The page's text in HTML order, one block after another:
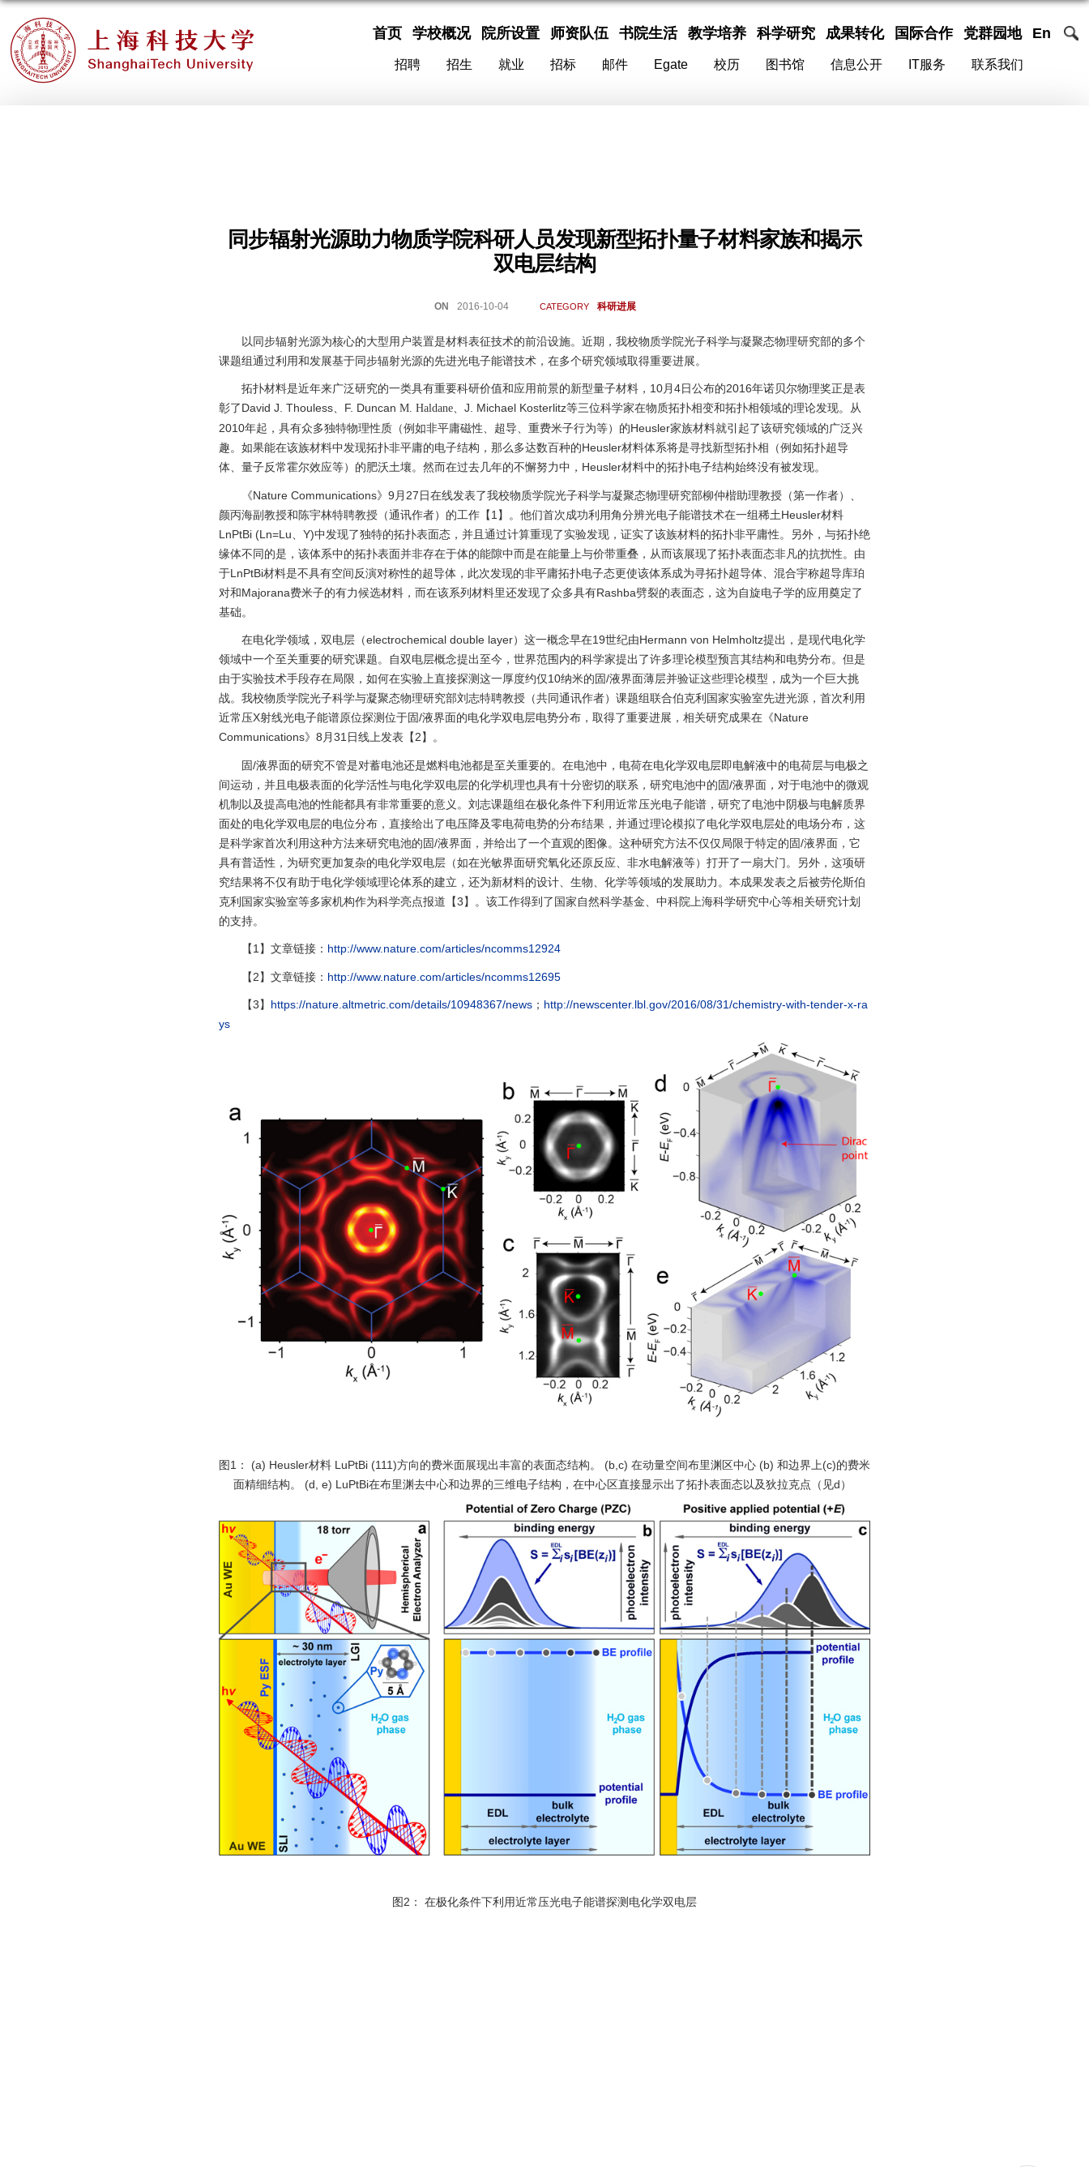
首页 学校概况 院所设置 师资队伍 书院生活 教学培养 科学研究 成果转化 国际合作 党群园地 En
招聘 招生 就业 招标 邮件 Egate 校历 图书馆 信息公开 IT服务 联系我们
同步辐射光源助力物质学院科研人员发现新型拓扑量子材料家族和揭示
双电层结构
ON 2016-10-04 CATEGORY 科研进展
以同步辐射光源为核心的大型用户装置是材料表征技术的前沿设施。近期，我校物质学院光子科学与凝聚态物理研究部的多个
课题组通过利用和发展基于同步辐射光源的先进光电子能谱技术，在多个研究领域取得重要进展。
拓扑材料是近年来广泛研究的一类具有重要科研价值和应用前景的新型量子材料，10月4日公布的2016年诺贝尔物理奖正是表
彰了David J. Thouless、F. Duncan M. Haldane、J. Michael Kosterlitz等三位科学家在物质拓扑相变和拓扑相领域的理论发现。从
2010年起，具有众多独特物理性质（例如非平庸磁性、超导、重费米子行为等）的Heusler家族材料就引起了该研究领域的广泛兴
趣。如果能在该族材料中发现拓扑非平庸的电子结构，那么多达数百种的Heusler材料体系将是寻找新型拓扑相（例如拓扑超导
体、量子反常霍尔效应等）的肥沃土壤。然而在过去几年的不懈努力中，Heusler材料中的拓扑电子结构始终没有被发现。
《Nature Communications》9月27日在线发表了我校物质学院光子科学与凝聚态物理研究部柳仲楷助理教授（第一作者）、
颜丙海副教授和陈宇林特聘教授（通讯作者）的工作【1】。他们首次成功利用角分辨光电子能谱技术在一组稀土Heusler材料
LnPtBi (Ln=Lu、Y)中发现了独特的拓扑表面态，并且通过计算重现了实验发现，证实了该族材料的拓扑非平庸性。另外，与拓扑绝
缘体不同的是，该体系中的拓扑表面并非存在于体的能隙中而是在能量上与价带重叠，从而该展现了拓扑表面态非凡的抗扰性。由
于LnPtBi材料是不具有空间反演对称性的超导体，此次发现的非平庸拓扑电子态更使该体系成为寻拓扑超导体、混合宇称超导库珀
对和Majorana费米子的有力候选材料，而在该系列材料里还发现了众多具有Rashba劈裂的表面态，这为自旋电子学的应用奠定了
基础。
在电化学领域，双电层（electrochemical double layer）这一概念早在19世纪由Hermann von Helmholtz提出，是现代电化学
领域中一个至关重要的研究课题。自双电层概念提出至今，世界范围内的科学家提出了许多理论模型预言其结构和电势分布。但是
由于实验技术手段存在局限，如何在实验上直接探测这一厚度约仅10纳米的固/液界面薄层并验证这些理论模型，成为一个巨大挑
战。我校物质学院光子科学与凝聚态物理研究部刘志特聘教授（共同通讯作者）课题组联合伯克利国家实验室先进光源，首次利用
近常压X射线光电子能谱原位探测位于固/液界面的电化学双电层电势分布，取得了重要进展，相关研究成果在《Nature
Communications》8月31日线上发表【2】。
固/液界面的研究不管是对蓄电池还是燃料电池都是至关重要的。在电池中，电荷在电化学双电层即电解液中的电荷层与电极之
间运动，并且电极表面的化学活性与电化学双电层的化学机理也具有十分密切的联系，研究电池中的固/液界面，对于电池中的微观
机制以及提高电池的性能都具有非常重要的意义。刘志课题组在极化条件下利用近常压光电子能谱，研究了电池中阴极与电解质界
面处的电化学双电层的电位分布，直接给出了电压降及零电荷电势的分布结果，并通过理论模拟了电化学双电层处的电场分布，这
是科学家首次利用这种方法来研究电池的固/液界面，并给出了一个直观的图像。这种研究方法不仅仅局限于特定的固/液界面，它
具有普适性，为研究更加复杂的电化学双电层（如在光敏界面研究氧化还原反应、非水电解液等）打开了一扇大门。另外，这项研
究结果将不仅有助于电化学领域理论体系的建立，还为新材料的设计、生物、化学等领域的发展助力。本成果发表之后被劳伦斯伯
克利国家实验室等多家机构作为科学亮点报道【3】。该工作得到了国家自然科学基金、中科院上海科学研究中心等相关研究计划
的支持。
【1】文章链接： http://www.nature.com/articles/ncomms12924
【2】文章链接： http://www.nature.com/articles/ncomms12695
【3】 https://nature.altmetric.com/details/10948367/news； http://newscenter.lbl.gov/2016/08/31/chemistry-with-tender-x-ra
ys
图1： (a) Heusler材料 LuPtBi (111)方向的费米面展现出丰富的表面态结构。 (b,c) 在动量空间布里渊区中心 (b) 和边界上(c)的费米
面精细结构。 (d, e) LuPtBi在布里渊去中心和边界的三维电子结构，在中心区直接显示出了拓扑表面态以及狄拉克点（见d）
图2： 在极化条件下利用近常压光电子能谱探测电化学双电层